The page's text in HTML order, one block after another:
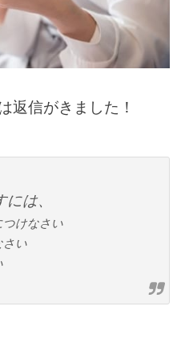
返信がきました！
は、
つけなさい
さい